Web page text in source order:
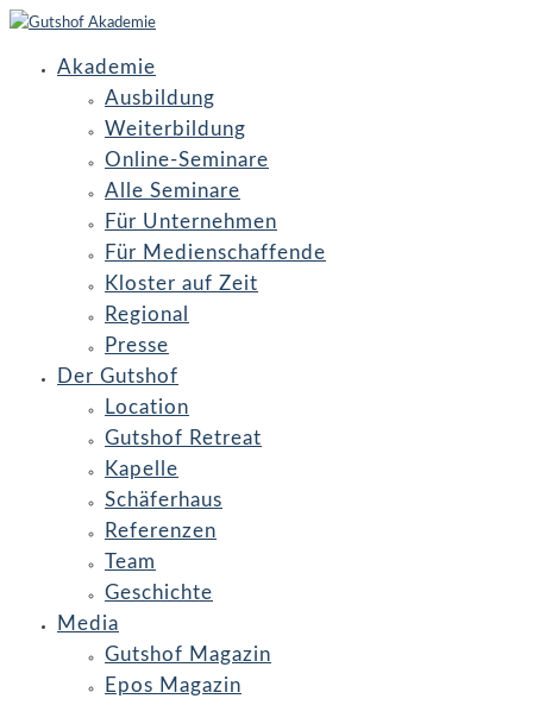
Akademie
Ausbildung
Weiterbildung
Online-Seminare
Alle Seminare
Für Unternehmen
Für Medienschaffende
Kloster auf Zeit
Regional
Presse
Der Gutshof
Location
Gutshof Retreat
Kapelle
Schäferhaus
Referenzen
Team
Geschichte
Media
Gutshof Magazin
Epos Magazin